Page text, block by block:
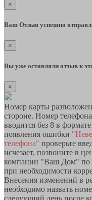
×
Ваш Отзыв успешно
×
Вы уже оставляли отзыв к
×
Номер карты
стороне. Номер
вводится без 8 в
появления ошибки
телефона" проверьте
исчезает, позвоните в
компании "Ваш Дом" по
при необходимости
Внесения изменений в
необходимо назвать